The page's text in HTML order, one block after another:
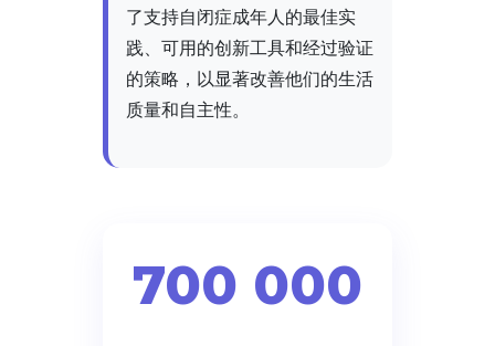
了支持自闭症成年人的最佳实
践、可用的创新工具和经过验证
的策略，以显著改善他们的生活
质量和自主性。
700 000